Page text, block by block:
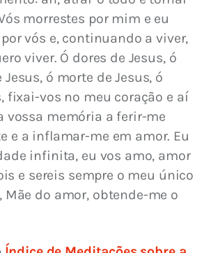
morrestes por mim e eu
vós e, continuando a viver,
viver. Ó dores de Jesus, ó
ó morte de Jesus, ó
fixai-vos no meu coração e aí
vossa memória a ferir-me
e a inflamar-me em amor. Eu
infinita, eu vos amo, amor
e sereis sempre o meu único
Mãe do amor, obtende-me o